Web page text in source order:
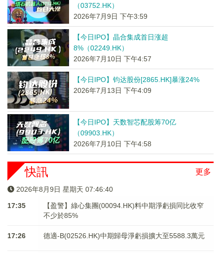
（03752.HK）
2026年7月9日 下午3:59
【今日IPO】晶合集成首日涨超
8%（02249.HK）
2026年7月10日 下午4:57
【今日IPO】钧达股份[2865.HK]暴涨24%
2026年7月13日 下午4:09
【今日IPO】天数智芯配股筹70亿
（09903.HK）
2026年7月10日 下午4:58
更多
快訊
2026年8月9日 星期天 07:46:40
17:35
【盈警】綠心集團(00094.HK)料中期淨虧損同比收窄
不少於85%
17:26 德適-B(02526.HK)中期歸母淨虧損擴大至5588.3萬元